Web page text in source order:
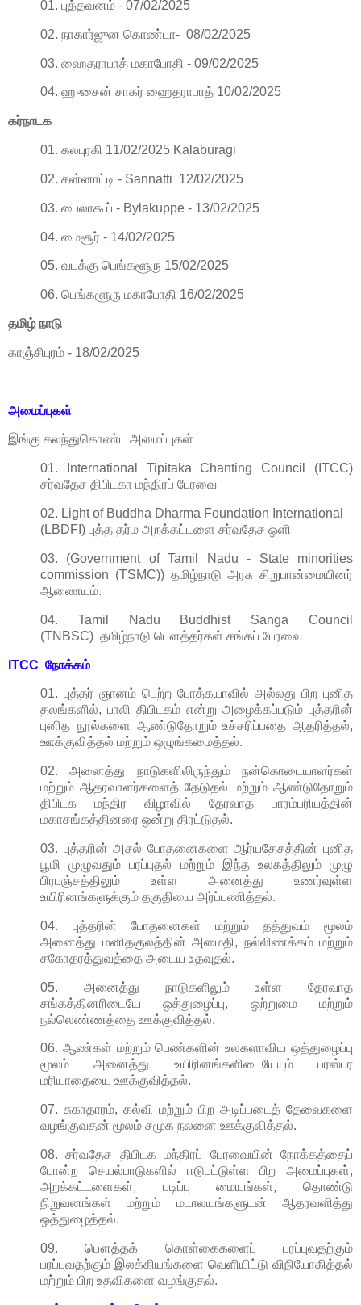
01. புத்தவனம் - 07/02/2025
02. நாகார்ஜுன கொண்டா- 08/02/2025
03. ஹைதராபாத் மகாபோதி - 09/02/2025
04. ஹுசைன் சாகர் ஹைதராபாத் 10/02/2025
கர்நாடக
01. கலபுரகி 11/02/2025 Kalaburagi
02. சன்னாட்டி - Sannatti 12/02/2025
03. பைலாகூப் - Bylakuppe - 13/02/2025
04. மைசூர் - 14/02/2025
05. வடக்கு பெங்களூரு 15/02/2025
06. பெங்களூரு மகாபோதி 16/02/2025
தமிழ் நாடு
காஞ்சிபுரம் - 18/02/2025
அமைப்புகள்
இங்கு கலந்துகொண்ட அமைப்புகள்
01. International Tipitaka Chanting Council (ITCC)
சர்வதேச திபிடகா மந்திரப் பேரவை
02. Light of Buddha Dharma Foundation International
(LBDFI) புத்த தர்ம அறக்கட்டளை சர்வதேச ஒளி
03. (Government of Tamil Nadu - State minorities
commission (TSMC)) தமிழ்நாடு அரசு சிறுபான்மையினர்
ஆணையம்.
04. Tamil Nadu Buddhist Sanga Council
(TNBSC) தமிழ்நாடு பௌத்தர்கள் சங்கப் பேரவை
ITCC நோக்கம்
01. புத்தர் ஞானம் பெற்ற போத்கயாவில் அல்லது பிற புனித
தலங்களில், பாலி திபிடகம் என்று அழைக்கப்படும் புத்தரின்
புனித நூல்களை ஆண்டுதோறும் உச்சரிப்பதை ஆதரித்தல்,
ஊக்குவித்தல் மற்றும் ஒழுங்கமைத்தல்.
02. அனைத்து நாடுகளிலிருந்தும் நன்கொடையாளர்கள்
மற்றும் ஆதரவாளர்களைத் தேடுதல் மற்றும் ஆண்டுதோறும்
திபிடக மந்திர விழாவில் தேரவாத பாரம்பரியத்தின்
மகாசங்கத்தினரை ஒன்று திரட்டுதல்.
03. புத்தரின் அசல் போதனைகளை ஆர்யதேசத்தின் புனித
பூமி முழுவதும் பரப்புதல் மற்றும் இந்த உலகத்திலும் முழு
பிரபஞ்சத்திலும் உள்ள அனைத்து உணர்வுள்ள
உயிரினங்களுக்கும் தகுதியை அர்ப்பணித்தல்.
04. புத்தரின் போதனைகள் மற்றும் தத்துவம் மூலம்
அனைத்து மனிதகுலத்தின் அமைதி, நல்லிணக்கம் மற்றும்
சகோதரத்துவத்தை அடைய உதவுதல்.
05. அனைத்து நாடுகளிலும் உள்ள தேரவாத
சங்கத்தினரிடையே ஒத்துழைப்பு, ஒற்றுமை மற்றும்
நல்லெண்ணத்தை ஊக்குவித்தல்.
06. ஆண்கள் மற்றும் பெண்களின் உலகளாவிய ஒத்துழைப்பு
மூலம் அனைத்து உயிரினங்களிடையேயும் பரஸ்பர
மரியாதையை ஊக்குவித்தல்.
07. சுகாதாரம், கல்வி மற்றும் பிற அடிப்படைத் தேவைகளை
வழங்குவதன் மூலம் சமூக நலனை ஊக்குவித்தல்.
08. சர்வதேச திபிடக மந்திரப் பேரவையின் நோக்கத்தைப்
போன்ற செயல்பாடுகளில் ஈடுபட்டுள்ள பிற அமைப்புகள்,
அறக்கட்டளைகள், படிப்பு மையங்கள், தொண்டு
நிறுவனங்கள் மற்றும் மடாலயங்களுடன் ஆதரவளித்து
ஒத்துழைத்தல்.
09. பௌத்தக் கொள்கைகளைப் பரப்புவதற்கும்
பரப்புவதற்கும் இலக்கியங்களை வெளியிட்டு விநியோகித்தல்
மற்றும் பிற உதவிகளை வழங்குதல்.